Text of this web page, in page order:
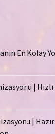
En Kolay
|
| Hazır